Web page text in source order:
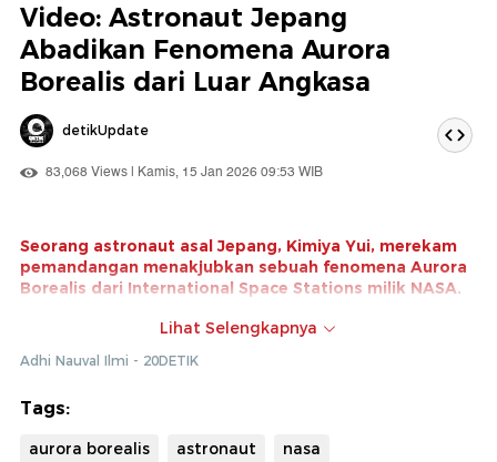
Video: Astronaut Jepang
Abadikan Fenomena Aurora
Borealis dari Luar Angkasa
detikUpdate
83,068 Views | Kamis, 15 Jan 2026 09:53 WIB
Seorang astronaut asal Jepang, Kimiya Yui, merekam
pemandangan menakjubkan sebuah fenomena Aurora
Borealis dari International Space Stations milik NASA.
Berikut keindahan kemilau cahaya dari belahan bumi
Lihat Selengkapnya
Adhi Nauval Ilmi - 20DETIK
Tags:
aurora borealis astronaut
nasa